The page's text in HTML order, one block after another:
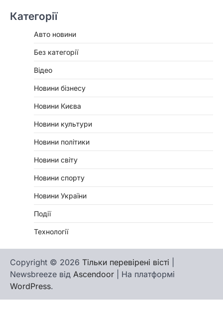
Категорії
Авто новини
Без категорії
Відео
Новини бізнесу
Новини Києва
Новини культури
Новини політики
Новини світу
Новини спорту
Новини України
Події
Технології
Copyright © 2026 Тільки перевірені вісті
Newsbreeze від Ascendoor | На платформі
WordPress.